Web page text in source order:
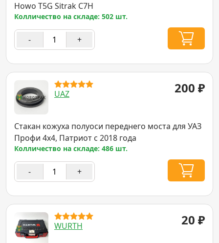
Howo T5G Sitrak C7H
Колличество на складе: 502 шт.
- +
UAZ 200 ₽
Стакан кожуха полуоси переднего моста для УАЗ
Профи 4х4, Патриот с 2018 года
Колличество на складе: 486 шт.
- +
WURTH 20 ₽